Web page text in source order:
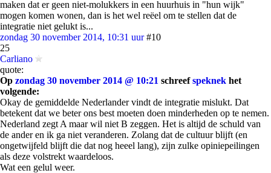
maken dat er geen niet-molukkers in een huurhuis in "hun wijk"
mogen komen wonen, dan is het wel reëel om te stellen dat de
integratie niet gelukt is...
zondag 30 november 2014, 10:31 uur #10
25
Carliano
quote:
Op zondag 30 november 2014 @ 10:21 schreefspeknek het
volgende:
Okay de gemiddelde Nederlander vindt de integratie mislukt. Dat
betekent dat we beter ons best moeten doen minderheden op te nemen.
Nederland zegt A maar wil niet B zeggen. Het is altijd de schuld van
de ander en ik ga niet veranderen. Zolang dat de cultuur blijft (en
ongetwijfeld blijft die dat nog heeel lang), zijn zulke opiniepeilingen
als deze volstrekt waardeloos.
Wat een gelul weer.